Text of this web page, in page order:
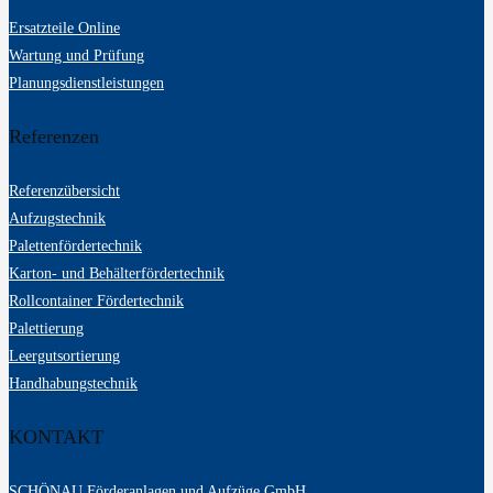
Ersatzteile Online
Wartung und Prüfung
Planungsdienstleistungen
Referenzen
Referenzübersicht
Aufzugstechnik
Palettenfördertechnik
Karton- und Behälterfördertechnik
Rollcontainer Fördertechnik
Palettierung
Leergutsortierung
Handhabungstechnik
KONTAKT